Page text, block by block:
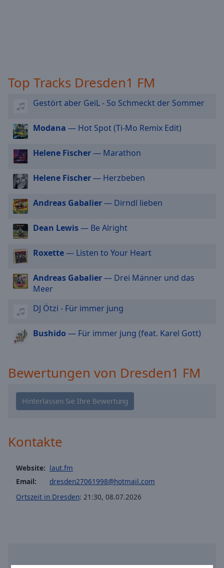
subtitles
settings
dialog
off
selected
Audio
Track
Picture-
Picture
Fullscreen
This
modal
window.
Beginning
dialog
Escape
close
window.
Background
Top Tracks Dresden1 FM
Gestört aber GeiL - So Schmeckt der Sommer
Modana — Hot Spot (Ti-Mo Remix Edit)
Helene Fischer— Marathon
Helene Fischer— Herzbeben
Andreas Gabalier— Dirndl lieben
Dean Lewis— Be Alright
Roxette— Listen to Your Heart
Andreas Gabalier— Drei Männer und das
Meer
DJ Ötzi - Für immer jung
Bushido — Für immer jung (feat. Karel Gott)
Bewertungen von Dresden1 FM
Kontakte
Website: laut.fm
Email:
dresden27061998@hotmail.com
Ortszeit in Dresden: 21:30, 08.07.2026